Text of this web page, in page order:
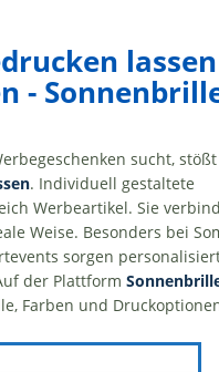
lassen
-
sucht, stößt
. Individuell gestaltete
Werbeartikel. Sie
Weise. Besonders bei
sorgen
der Plattform
Farben und